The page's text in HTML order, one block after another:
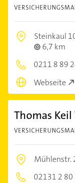
Steinkaul
6,7 km
0211 8 89
Webseite
Thomas
Mühlenstr.
02131 2 80